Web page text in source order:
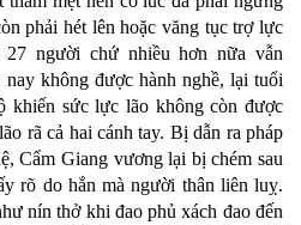
phải hét lên hoặc văng tục trợ lực
27 người chứ nhiều hơn nữa vẫn
không được hành nghề, lại tuổi
khiến sức lực lão không còn được
rã cả hai cánh tay. Bị dẫn ra pháp
Cẩm Giang vương lại bị chém sau
rõ do hắn mà người thân liên luỵ.
nín thở khi đao phủ xách đao đến